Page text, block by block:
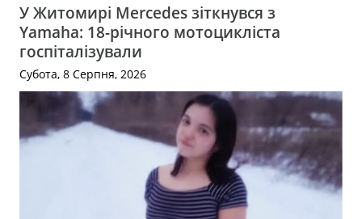
У Житомирі Mercedes зіткнувся з
Yamaha: 18-річного мотоцикліста
госпіталізували
Субота, 8 Серпня, 2026